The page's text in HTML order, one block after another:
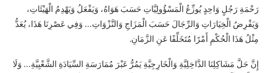
رَحْمَةِ رَجُلٍ وَاحِدٍ يُوزِّعُ الْمَسْؤُولِيَّاتِ حَسَبَ هَوَاهُ، وَيَفْعَلُ وَيَهْدِمُ الْهَيْئَاتِ،
وَيَفْرِضُ الْخِيَارَاتِ وَالرِّجَالَ حَسَبَ الْمَزَاجِ وَالنَّزْوَاتِ… وَفِي عَصْرِنَا هَذَا، يُعَدُّ
مِثْلُ هَذَا الْحُكْمِ أَمْرًا مُتَخَلِّفًا عَنِ الزَّمَانِ.
إِنَّ حَلَّ مَشَاكِلِنَا الدَّاخِلِيَّةِ وَالْخَارِجِيَّةِ يَمُرُّ عَبْرَ مُمَارَسَةِ السِّيَادَةِ الشَّعْبِيَّةِ… وَلَا